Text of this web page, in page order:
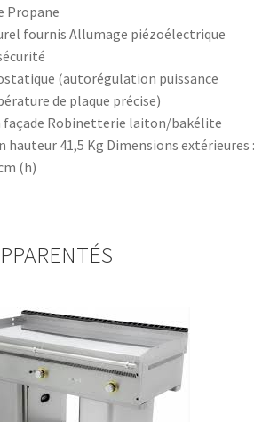
Propane
fournis Allumage piézoélectrique
(autorégulation puissance
de plaque précise)
façade Robinetterie laiton/bakélite
hauteur 41,5 Kg Dimensions extérieures :
(h)